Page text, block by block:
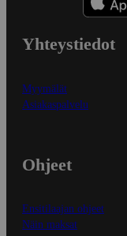
Yhteystiedot
Myymälät
Asiakaspalvelu
Ohjeet
Ensitilaajan ohjeet
Näin maksat